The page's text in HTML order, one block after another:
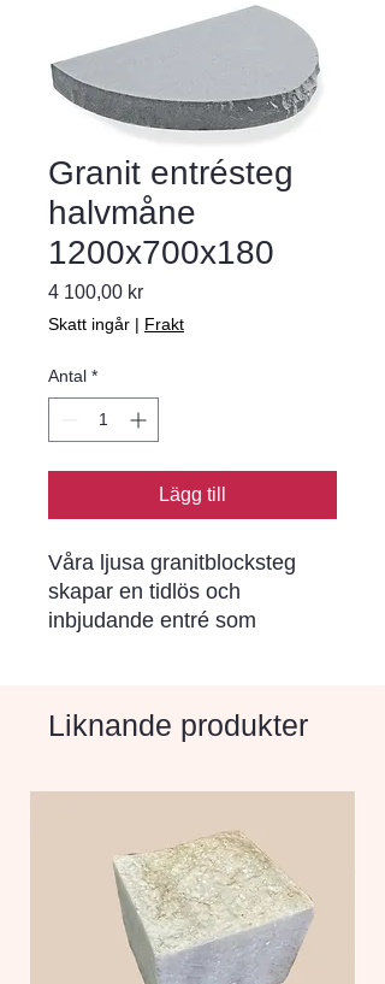
Granit entrésteg
halvmåne
1200x700x180
4 100,00 krPris
Skatt ingår | Frakt
Antal *
Lägg till
Våra ljusa granitblocksteg
skapar en tidlös och
inbjudande entré som
och höjer värdet på din
Liknande produkter